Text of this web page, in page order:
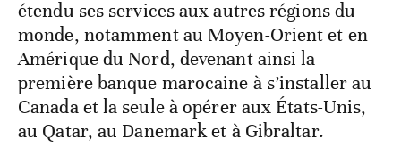
étendu ses services aux autres régions du
monde, notamment au Moyen-Orient et en
Amérique du Nord, devenant ainsi la
première banque marocaine à s’installer au
Canada et la seule à opérer aux États-Unis,
au Qatar, au Danemark et à Gibraltar.